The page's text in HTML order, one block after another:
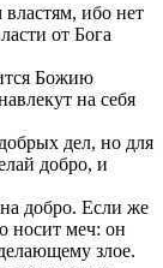
ибо нет
от Бога
Божию
на себя
дел, но для
добро, и
добро. Если же
носит меч: он
злое.